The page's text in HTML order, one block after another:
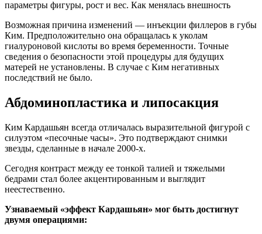
Возможная причина изменений — инъекции филлеров в губы
Ким. Предположительно она обращалась к уколам
гиалуроновой кислоты во время беременности. Точные
сведения о безопасности этой процедуры для будущих
матерей не установлены. В случае с Ким негативных
последствий не было.
Абдоминопластика и липосакция
Ким Кардашьян всегда отличалась выразительной фигурой с
силуэтом «песочные часы». Это подтверждают снимки
звезды, сделанные в начале 2000-х.
Сегодня контраст между ее тонкой талией и тяжелыми
бедрами стал более акцентированным и выглядит
неестественно.
Узнаваемый «эффект Кардашьян» мог быть достигнут
двумя операциями: